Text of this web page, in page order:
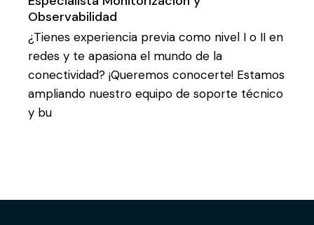
Observabilidad
¿Tienes experiencia previa como nivel I o II en
redes y te apasiona el mundo de la
conectividad? ¡Queremos conocerte! Estamos
ampliando nuestro equipo de soporte técnico
y bu